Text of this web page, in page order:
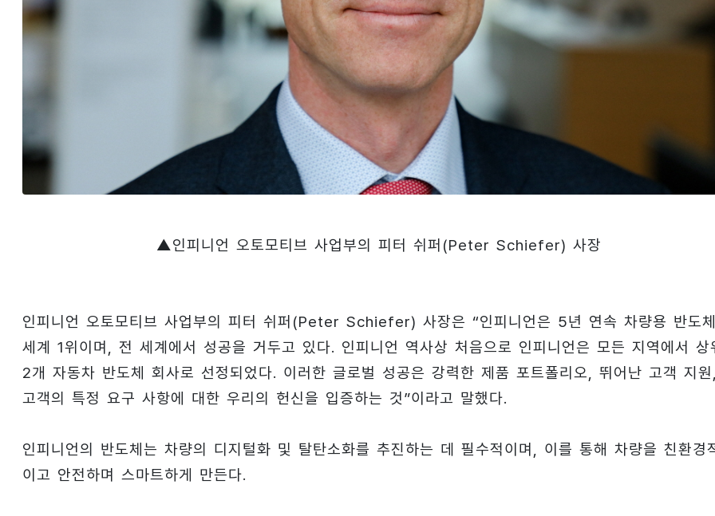
▲인피니언 오토모티브 사업부의 피터 쉬퍼(Peter Schiefer) 사장
인피니언 오토모티브 사업부의 피터 쉬퍼(Peter Schiefer) 사장은 “인피니언은 5년 연속 차량용 반도
세계 1위이며, 전 세계에서 성공을 거두고 있다. 인피니언 역사상 처음으로 인피니언은 모든 지역에서 상
2개 자동차 반도체 회사로 선정되었다. 이러한 글로벌 성공은 강력한 제품 포트폴리오, 뛰어난 고객 지
고객의 특정 요구 사항에 대한 우리의 헌신을 입증하는 것”이라고 말했다.
인피니언의 반도체는 차량의 디지털화 및 탈탄소화를 추진하는 데 필수적이며, 이를 통해 차량을 친환경
이고 안전하며 스마트하게 만든다.